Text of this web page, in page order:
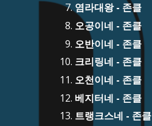
염라대왕 - 존클
오공이네 - 존클
오반이네 - 존클
크리링네 - 존클
오천이네 - 존클
베지터네 - 존클
트랭크스네 - 존클